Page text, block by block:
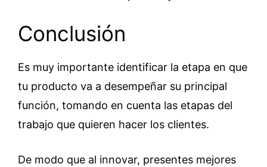
Conclusión
Es muy importante identificar la etapa en que
tu producto va a desempeñar su principal
función, tomando en cuenta las etapas del
trabajo que quieren hacer los clientes.
De modo que al innovar, presentes mejores